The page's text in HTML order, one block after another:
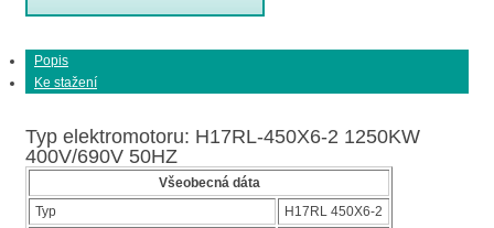
Popis
Ke stažení
Typ elektromotoru: H17RL-450X6-2 1250KW
400V/690V 50HZ
Všeobecná dáta
Typ
H17RL 450X6-2